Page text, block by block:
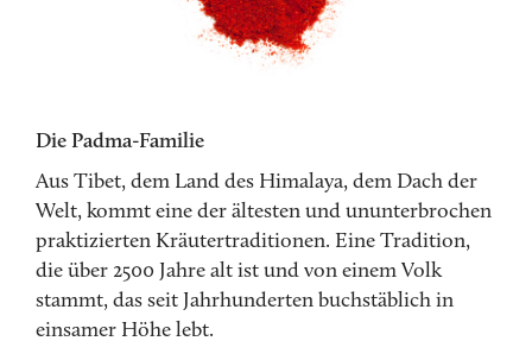
Die Padma-Familie
Aus Tibet, dem Land des Himalaya, dem Dach der
Welt, kommt eine der ältesten und ununterbrochen
praktizierten Kräutertraditionen. Eine Tradition,
die über 2500 Jahre alt ist und von einem Volk
stammt, das seit Jahrhunderten buchstäblich in
einsamer Höhe lebt.